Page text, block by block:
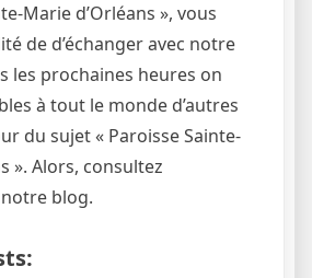
Marie d’Orléans », vous
de d’échanger avec notre
les prochaines heures on
à tout le monde d’autres
du sujet « Paroisse Sainte-
». Alors, consultez
blog.